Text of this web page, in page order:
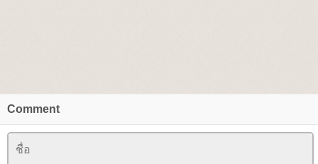
Comment